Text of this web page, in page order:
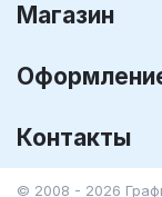
Магазин
Контакты
© 2008 - 2026